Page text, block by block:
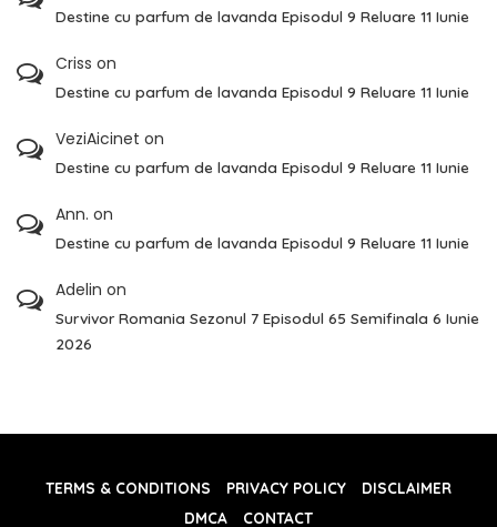
Destine cu parfum de lavanda Episodul 9 Reluare 11 Iunie
Criss on
Destine cu parfum de lavanda Episodul 9 Reluare 11 Iunie
VeziAicinet on
Destine cu parfum de lavanda Episodul 9 Reluare 11 Iunie
Ann. on
Destine cu parfum de lavanda Episodul 9 Reluare 11 Iunie
Adelin on
Survivor Romania Sezonul 7 Episodul 65 Semifinala 6 Iunie
2026
TERMS & CONDITIONS PRIVACY POLICY
DISCLAIMER
DMCA
CONTACT